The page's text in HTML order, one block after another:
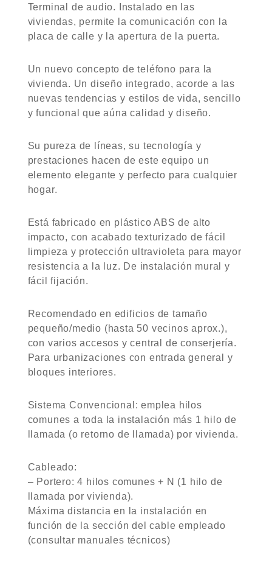
Terminal de audio. Instalado en las
viviendas, permite la comunicación con la
placa de calle y la apertura de la puerta.
Un nuevo concepto de teléfono para la
vivienda. Un diseño integrado, acorde a las
nuevas tendencias y estilos de vida, sencillo
y funcional que aúna calidad y diseño.
Su pureza de líneas, su tecnología y
prestaciones hacen de este equipo un
elemento elegante y perfecto para cualquier
hogar.
Está fabricado en plástico ABS de alto
impacto, con acabado texturizado de fácil
limpieza y protección ultravioleta para mayor
resistencia a la luz. De instalación mural y
fácil fijación.
Recomendado en edificios de tamaño
pequeño/medio (hasta 50 vecinos aprox.),
con varios accesos y central de conserjería.
Para urbanizaciones con entrada general y
bloques interiores.
Sistema Convencional: emplea hilos
comunes a toda la instalación más 1 hilo de
llamada (o retorno de llamada) por vivienda.
Cableado:
– Portero: 4 hilos comunes + N (1 hilo de
llamada por vivienda).
Máxima distancia en la instalación en
función de la sección del cable empleado
(consultar manuales técnicos)